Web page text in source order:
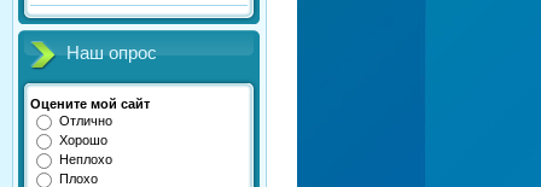
Наш опрос
Оцените мой сайт
Отлично
Хорошо
Неплохо
Плохо